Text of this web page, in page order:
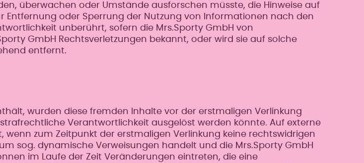
überwachen oder Umstände ausforschen müsste, die Hinweise auf
oder Sperrung der Nutzung von Informationen nach den
unberührt, sofern die Mrs.Sporty GmbH von
GmbH Rechtsverletzungen bekannt, oder wird sie auf solche
entfernt.
wurden diese fremden Inhalte vor der erstmaligen Verlinkung
Verantwortlichkeit ausgelöst werden könnte. Auf externe
wenn zum Zeitpunkt der erstmaligen Verlinkung keine rechtswidrigen
sog. dynamische Verweisungen handelt und die Mrs.Sporty GmbH
im Laufe der Zeit Veränderungen eintreten, die eine